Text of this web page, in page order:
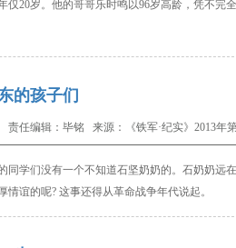
仅20岁。 他的哥哥乐时鸣以96岁高龄，凭不完
的孩子们
责任编辑：毕铭 来源：《铁军·纪实》2013年
学们没有一个不知道石坚奶奶的。石奶奶远
情谊的呢? 这事还得从革命战争年代说起。